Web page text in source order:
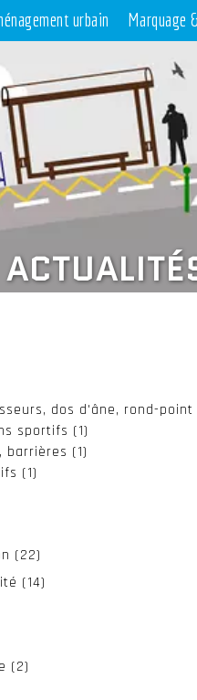
urbain Marquage
dos d'âne, rond-point
sportifs (1)
barrières (1)
(1)
(22)
(14)
(2)